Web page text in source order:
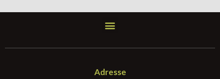
Adresse